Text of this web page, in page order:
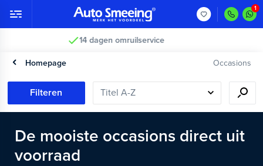
Vakkundig gecontroleerd >
Homepage Occasions
Filteren
De mooiste occasions direct uit
voorraad